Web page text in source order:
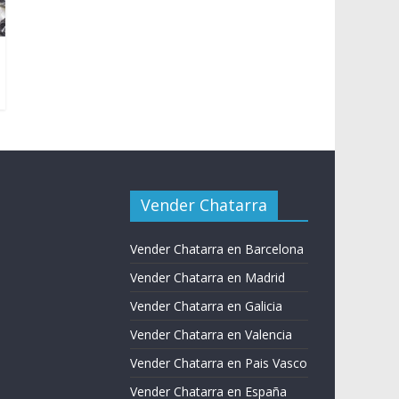
Vender Chatarra
Vender Chatarra en Barcelona
Vender Chatarra en Madrid
Vender Chatarra en Galicia
Vender Chatarra en Valencia
Vender Chatarra en Pais Vasco
Vender Chatarra en España